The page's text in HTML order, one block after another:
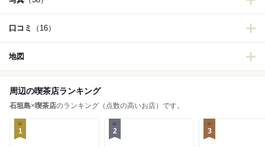
口コミ （16）
地図
周辺の喫茶店ランキング
石垣島×喫茶店のランキング（点数の高いお店）です。
1 2 3